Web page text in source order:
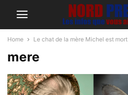
Home Le chat de la mère Michel est mort
mere